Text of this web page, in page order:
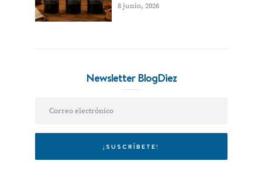
8 junio, 2026
Newsletter BlogDiez